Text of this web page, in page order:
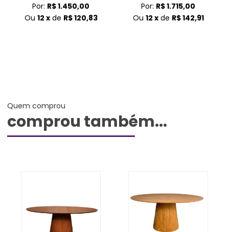
Por: R$ 1.450,00
Ou 12 xde R$ 120,83
Por: R$ 1.715,00
Ou 12 xde R$ 142,91
Quem comprou
comprou também...